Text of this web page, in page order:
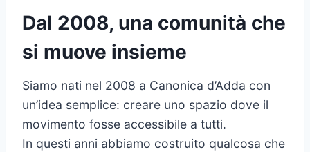
Dal 2008, una comunità che
si muove insieme
Siamo nati nel 2008 a Canonica d’Adda con
un’idea semplice: creare uno spazio dove il
movimento fosse accessibile a tutti.
In questi anni abbiamo costruito qualcosa che